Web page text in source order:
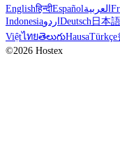
Englishहिन्दीEspañolالعربية
IndonesiaاردوDeutsch日本語
ViệtไทยతెలుగుHausaTürkçe
©2026 Hostex